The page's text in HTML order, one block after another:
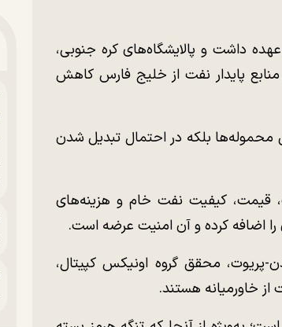
داشت و پالایشگاه‌های کره جنوبی،
منابع پایدار نفت از خلیج فارس کاهش
محموله‌ها بلکه در احتمال تبدیل شدن
قیمت، کیفیت نفت خام و هزینه‌های
اضافه کرده و آن امنیت عرضه است.
پریوت، محقق گروه اونیکس کپیتال،
از خاورمیانه هستند.